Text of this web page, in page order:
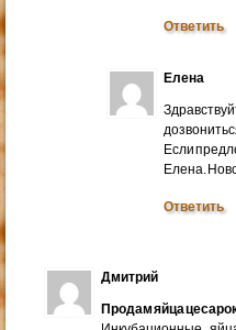
Ответить
Елена
Если
Елена.
Ответить
Дмитрий
Продам яйца